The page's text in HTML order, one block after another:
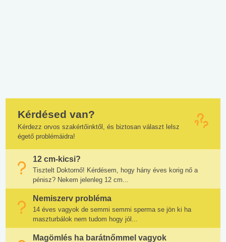
Kérdésed van?
Kérdezz orvos szakértőinktől, és biztosan választ lelsz
égető problémáidra!
12 cm-kicsi?
Tisztelt Doktornő! Kérdésem, hogy hány éves korig nő a
pénisz? Nekem jelenleg 12 cm...
Nemiszerv probléma
14 éves vagyok de semmi semmi sperma se jön ki ha
maszturbálok nem tudom hogy jól...
Magömlés ha barátnőmmel vagyok